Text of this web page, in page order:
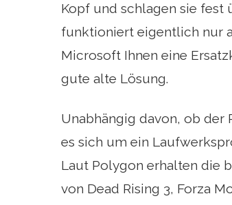
Kopf und schlagen sie fest
funktioniert eigentlich nur
Microsoft Ihnen eine
gute alte Lösung.
Unabhängig davon, ob der
es sich um ein
Laut Polygon erhalten die
von Dead Rising 3, Forza